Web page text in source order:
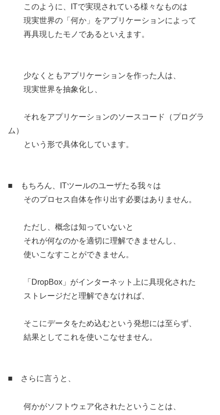
このように、ITで実現されている様々なものは
現実世界の「何か」をアプリケーションによって
再具現したモノであるといえます。
少なくともアプリケーションを作った人は、
現実世界を抽象化し、
それをアプリケーションのソースコード（プログラ
ム）
という形で具体化しています。
■ もちろん、ITツールのユーザたる我々は
そのプロセス自体を作り出す必要はありません。
ただし、概念は知っていないと
それが何なのかを適切に理解できませんし、
使いこなすことができません。
「DropBox」がインターネット上に具現化された
ストレージだと理解できなければ、
そこにデータをため込むという発想には至らず、
結果としてこれを使いこなせません。
■ さらに言うと、
何かがソフトウェア化されたということは、